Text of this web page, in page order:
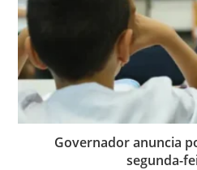
Governador anuncia
segunda-